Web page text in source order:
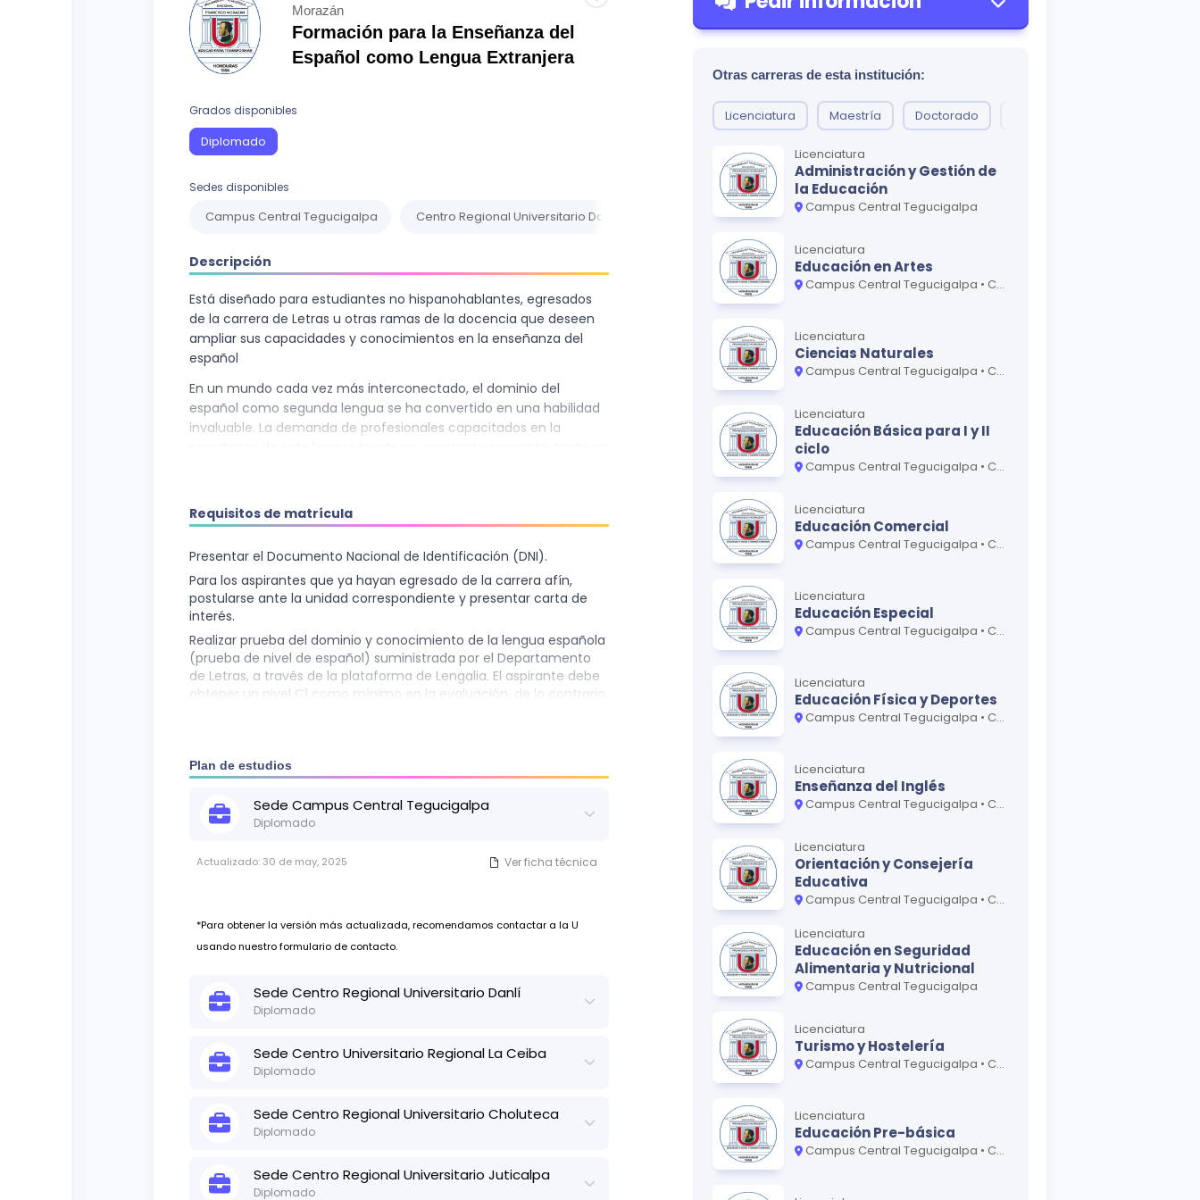
Ingenierías y Arquitectura
Morazán
Formación para la Enseñanza del
Español como Lengua Extranjera
Grados disponibles
Diplomado
Sedes disponibles
Campus Central Tegucigalpa Centro Regional Universitario Danlí Centro Universitario Regional La Ceiba Centro Regional Universitario Choluteca
Descripción
Está diseñado para estudiantes no hispanohablantes, egresados
de la carrera de Letras u otras ramas de la docencia que deseen
ampliar sus capacidades y conocimientos en la enseñanza del
español
En un mundo cada vez más interconectado, el dominio del
español como segunda lengua se ha convertido en una habilidad
invaluable. La demanda de profesionales capacitados en la
Formación en Enseñanza del Español como Segunda Lengua, una
propuesta académica diseñada para dotar a los participantes de
las herramientas pedagógicas y metodológicas necesarias para
impartir clases efectivas y dinámicas en este ámbito.
Requisitos de matrícula
Presentar el Documento Nacional de Identificación (DNI).
Para los aspirantes que ya hayan egresado de la carrera afín,
postularse ante la unidad correspondiente y presentar carta de
interés.
Realizar prueba del dominio y conocimiento de la lengua española
(prueba de nivel de español) suministrada por el Departamento
de Letras, a través de la plataforma de Lengalia. El aspirante debe
obtener un nivel C1 como mínimo en la evaluación, de lo contrario,
Disponer del equipo tecnológico básico para el desarrollo de los
presenciales estipuladas en algunos módulos.
Plan de estudios
Sede Campus Central Tegucigalpa
Diplomado
Actualizado: 30 de may, 2025 Ver ficha técnica
*Para obtener la versión más actualizada, recomendamos contactar a la U
usando nuestro formulario de contacto.
Sede Centro Regional Universitario Danlí
Diplomado
usando nuestro formulario de contacto.
Sede Centro Universitario Regional La Ceiba
Diplomado
usando nuestro formulario de contacto.
Sede Centro Regional Universitario Choluteca
Diplomado
Sede Centro Regional Universitario Juticalpa
Diplomado
Otras carreras de esta institución:
Licenciatura Maestría Doctorado
Licenciatura
Administración y Gestión de
la Educación
Campus Central Tegucigalpa
Licenciatura
Educación en Artes
Campus Central Tegucigalpa • Centro Universitario Regional San Pedro Sula
Licenciatura
Ciencias Naturales
Campus Central Tegucigalpa • Centro Universitario Regional La Ceiba • Centro Universitario Regional Santa Rosa de Copán
Licenciatura
Educación Básica para I y II
ciclo
Campus Central Tegucigalpa • Centro Regional Universitario Choluteca • Centro Regional Universitario Danlí • Centro Regional Universitario Gracias • Centro Regional Universitario Juticalpa • Centro Regional Universitario La Esperanza • Centro Regional Universitario Santa Bárbara • Centro Universitario Regional La Ceiba • Centro Universitario Regional San Pedro Sula
Licenciatura
Educación Comercial
Campus Central Tegucigalpa • Centro Universitario Regional San Pedro Sula • Centro Universitario Regional Santa Rosa de Copán
Licenciatura
Educación Especial
Campus Central Tegucigalpa • Centro Universitario Regional San Pedro Sula
Licenciatura
Educación Física y Deportes
Campus Central Tegucigalpa • Centro Universitario Regional San Pedro Sula
Licenciatura
Enseñanza del Inglés
Campus Central Tegucigalpa • Centro Regional Universitario La Esperanza • Centro Universitario Regional La Ceiba • Centro Universitario Regional San Pedro Sula • Centro Universitario Regional Santa Rosa de Copán
Licenciatura
Orientación y Consejería
Educativa
Campus Central Tegucigalpa • Centro Universitario Regional San Pedro Sula
Licenciatura
Educación en Seguridad
Alimentaria y Nutricional
Campus Central Tegucigalpa
Licenciatura
Turismo y Hostelería
Campus Central Tegucigalpa • Centro Universitario Regional La Ceiba • Centro Universitario Regional San Pedro Sula
Licenciatura
Educación Pre-básica
Campus Central Tegucigalpa • Centro Regional Universitario Choluteca • Centro Regional Universitario Danlí • Centro Regional Universitario Gracias • Centro Regional Universitario Juticalpa • Centro Regional Universitario La Esperanza • Centro Regional Universitario Santa Bárbara • Centro Universitario Regional La Ceiba • Centro Universitario Regional San Pedro Sula • Centro Universitario Regional Santa Rosa de Copán